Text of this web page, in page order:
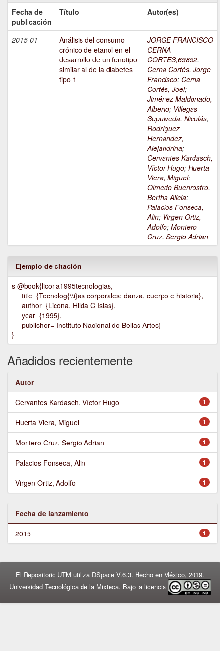
Fecha de
publicación
Título Autor(es)
2015-01
Análisis del consumo
crónico de etanol en el
desarrollo de un fenotipo
similar al de la diabetes
tipo 1
JORGE FRANCISCO
CERNA
CORTES;69892;
Cerna Cortés, Jorge
Francisco; Cerna
Cortés, Joel;
Jiménez Maldonado,
Alberto; Villegas
Sepulveda, Nicolás;
Rodríguez
Hernandez,
Alejandrina;
Cervantes Kardasch,
Víctor Hugo; Huerta
Viera, Miguel;
Olmedo Buenrostro,
Bertha Alicia;
Palacios Fonseca,
Alin; Virgen Ortiz,
Adolfo; Montero
Cruz, Sergio Adrian
Ejemplo de citación
s @book{licona1995tecnologias,
title={Tecnolog{\\i}as corporales: danza, cuerpo e historia},
author={Licona, Hilda C Islas},
year={1995},
publisher={Instituto Nacional de Bellas Artes}
}
Añadidos recientemente
Autor
1
Cervantes Kardasch, Víctor Hugo
1
Huerta Viera, Miguel
1
Montero Cruz, Sergio Adrian
1
Palacios Fonseca, Alin
1
Virgen Ortiz, Adolfo
Fecha de lanzamiento
1
2015
El Repositorio UTM utiliza DSpace V.6.3. Hecho en México, 2019.
Universidad Tecnológica de la Mixteca. Bajo la licencia